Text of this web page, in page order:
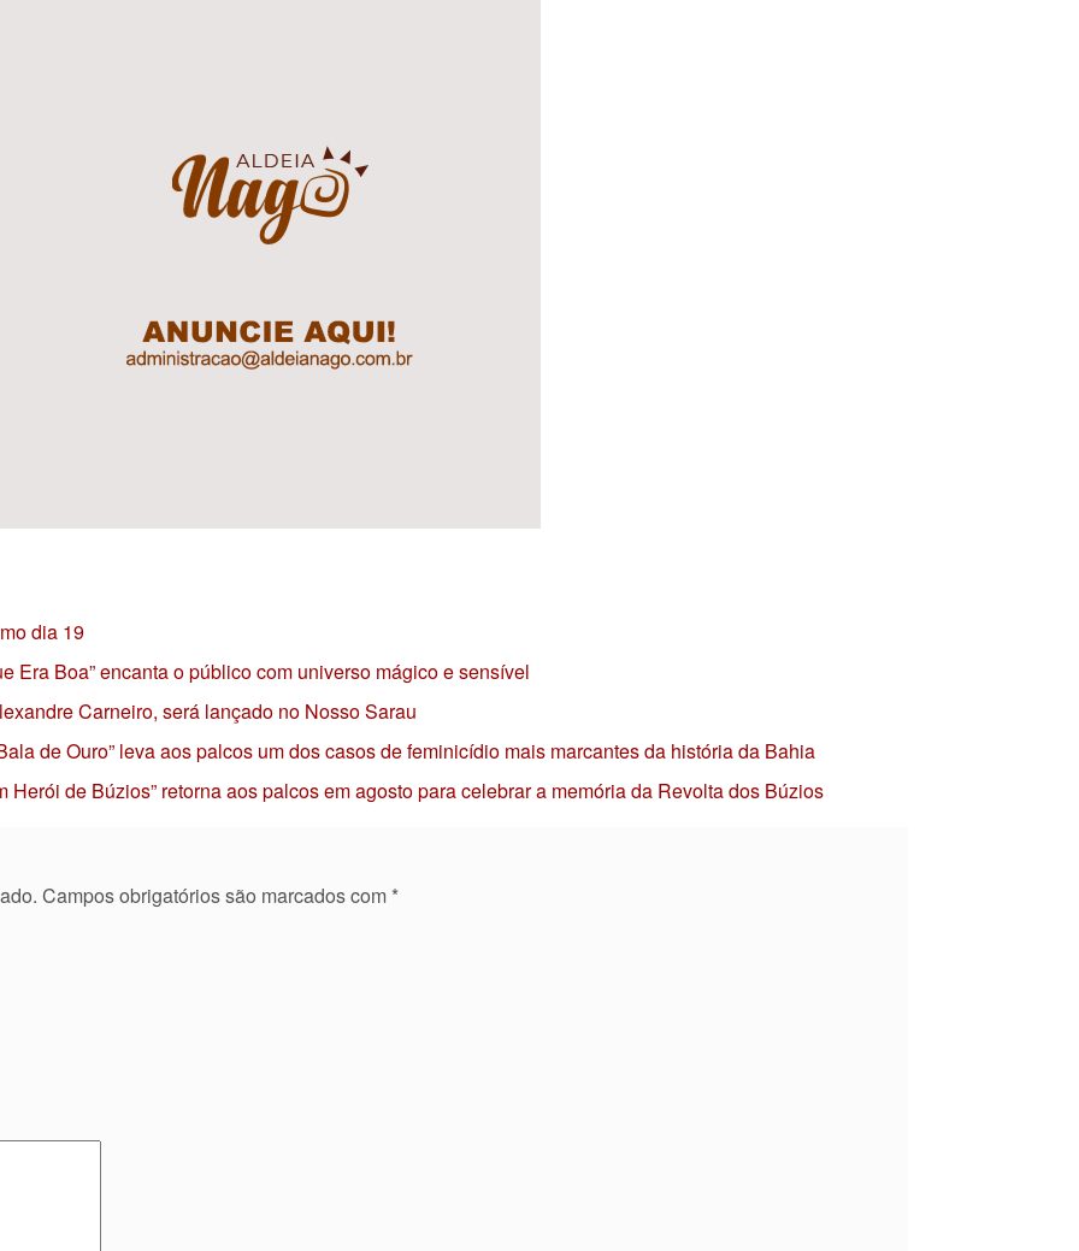
dia 19
Era Boa” encanta o público com universo mágico e sensível
Carneiro, será lançado no Nosso Sarau
de Ouro” leva aos palcos um dos casos de feminicídio mais marcantes da história da Bahia
Herói de Búzios” retorna aos palcos em agosto para celebrar a memória da Revolta dos Búzios
Campos obrigatórios são marcados com *